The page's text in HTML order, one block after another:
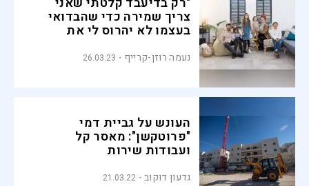
צריך שמירה כדי שהבדואי
בעצמו לא יהרוס לי את
נעמה רוזן-קרייף 26.03.23
העונש על גביית דמי
"פרוטקשן": מאסר קל
ועבודות שירות
גדעון דוקוב 21.03.22